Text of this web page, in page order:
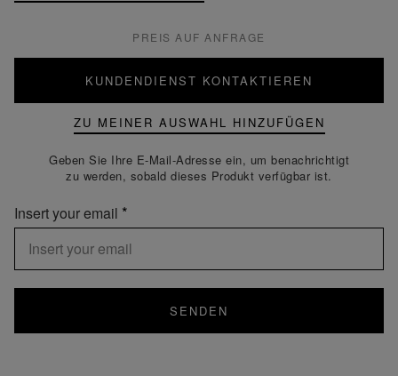
PREIS AUF ANFRAGE
KUNDENDIENST KONTAKTIEREN
ZU MEINER AUSWAHL HINZUFÜGEN
Geben Sie Ihre E-Mail-Adresse ein, um benachrichtigt
zu werden, sobald dieses Produkt verfügbar ist.
Insert your email
SENDEN